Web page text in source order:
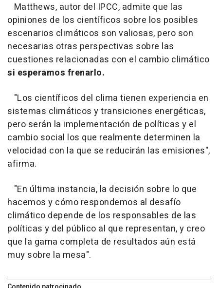
Matthews, autor del IPCC, admite que las
opiniones de los científicos sobre los posibles
escenarios climáticos son valiosas, pero son
necesarias otras perspectivas sobre las
cuestiones relacionadas con el cambio climático
si esperamos frenarlo.
"Los científicos del clima tienen experiencia en
sistemas climáticos y transiciones energéticas,
pero serán la implementación de políticas y el
cambio social los que realmente determinen la
velocidad con la que se reducirán las emisiones",
afirma.
"En última instancia, la decisión sobre lo que
hacemos y cómo respondemos al desafío
climático depende de los responsables de las
políticas y del público al que representan, y creo
que la gama completa de resultados aún está
muy sobre la mesa".